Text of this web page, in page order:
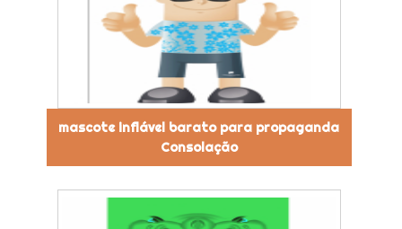
mascote inflável barato para propaganda
Consolação